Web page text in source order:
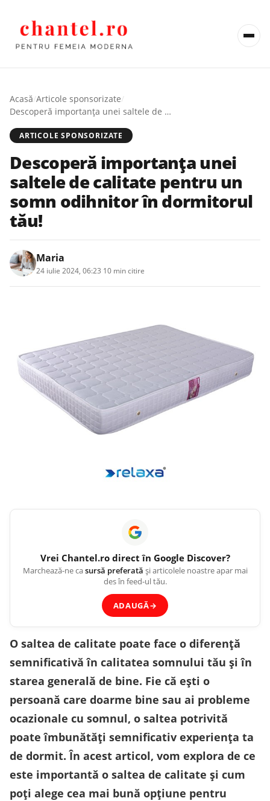
Acasă/Articole sponsorizate/
Descoperă importanța unei saltele de calitate pentru un somn odihnitor în dormitorul tău!
ARTICOLE SPONSORIZATE
Descoperă importanța unei
saltele de calitate pentru un
somn odihnitor în dormitorul
tău!
Maria
24 iulie 2024, 06:23 10 min citire
Vrei Chantel.rodirect în Google Discover?
Marchează-ne casursă preferată și articolele noastre apar mai
des în feed-ul tău.
ADAUGĂ→
O saltea de calitate poate face o diferență
semnificativă în calitatea somnului tău și în
starea generală de bine. Fie că ești o
persoană care doarme bine sau ai probleme
ocazionale cu somnul, o saltea potrivită
poate îmbunătăți semnificativ experiența ta
de dormit. În acest articol, vom explora de ce
este importantă o saltea de calitate și cum
poți alege cea mai bună opțiune pentru